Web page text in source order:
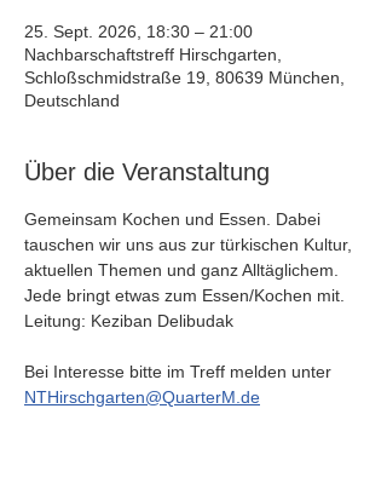
25. Sept. 2026, 18:30 – 21:00
Nachbarschaftstreff Hirschgarten,
Schloßschmidstraße 19, 80639 München,
Deutschland
Über die Veranstaltung
Gemeinsam Kochen und Essen. Dabei
tauschen wir uns aus zur türkischen Kultur,
aktuellen Themen und ganz Alltäglichem.
Jede bringt etwas zum Essen/Kochen mit.
Leitung: Keziban Delibudak
Bei Interesse bitte im Treff melden unter
NTHirschgarten@QuarterM.de